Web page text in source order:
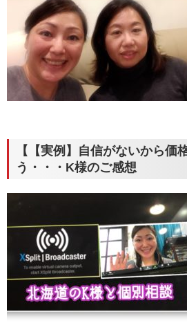
【【実例】自信がないから価
う・・・K様のご感想